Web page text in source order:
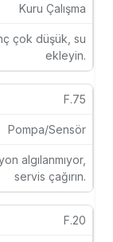
Kuru Çalışma
çok düşük, su
ekleyin.
F.75
Pompa/Sensör
algılanmıyor,
servis çağırın.
F.20